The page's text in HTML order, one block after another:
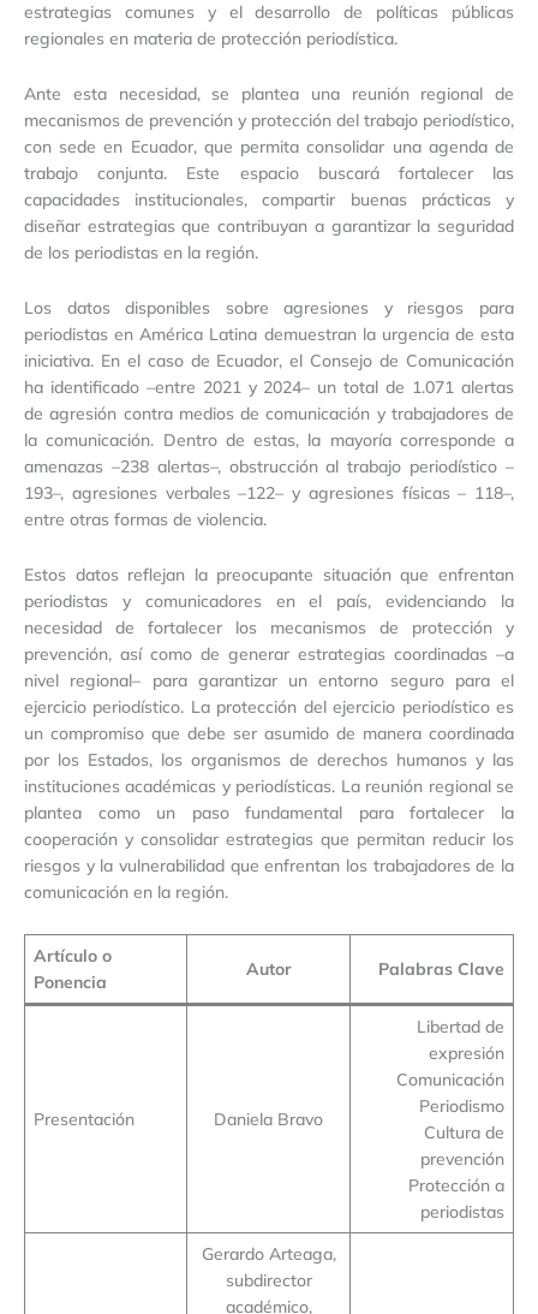
estrategias comunes y el desarrollo de políticas públicas
regionales en materia de protección periodística.
Ante esta necesidad, se plantea una reunión regional de
mecanismos de prevención y protección del trabajo periodístico,
con sede en Ecuador, que permita consolidar una agenda de
trabajo conjunta. Este espacio buscará fortalecer las
capacidades institucionales, compartir buenas prácticas y
diseñar estrategias que contribuyan a garantizar la seguridad
de los periodistas en la región.
Los datos disponibles sobre agresiones y riesgos para
periodistas en América Latina demuestran la urgencia de esta
iniciativa. En el caso de Ecuador, el Consejo de Comunicación
ha identificado –entre 2021 y 2024– un total de 1.071 alertas
de agresión contra medios de comunicación y trabajadores de
la comunicación. Dentro de estas, la mayoría corresponde a
amenazas –238 alertas–, obstrucción al trabajo periodístico –
193–, agresiones verbales –122– y agresiones físicas – 118–,
entre otras formas de violencia.
Estos datos reflejan la preocupante situación que enfrentan
periodistas y comunicadores en el país, evidenciando la
necesidad de fortalecer los mecanismos de protección y
prevención, así como de generar estrategias coordinadas –a
nivel regional– para garantizar un entorno seguro para el
ejercicio periodístico. La protección del ejercicio periodístico es
un compromiso que debe ser asumido de manera coordinada
por los Estados, los organismos de derechos humanos y las
instituciones académicas y periodísticas. La reunión regional se
plantea como un paso fundamental para fortalecer la
cooperación y consolidar estrategias que permitan reducir los
riesgos y la vulnerabilidad que enfrentan los trabajadores de la
comunicación en la región.
Artículo o
Ponencia
Autor Palabras Clave
Presentación Daniela Bravo
Libertad de
expresión
Comunicación
Periodismo
Cultura de
prevención
Protección a
periodistas
Gerardo Arteaga,
subdirector
académico,